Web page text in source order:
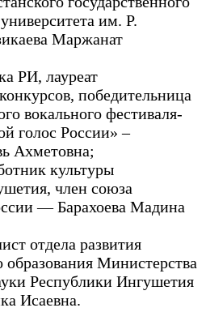
им. Р.
Маржанат
РИ, лауреат
победительница
вокального фестиваля-
голос России» –
Ахметовна;
культуры
член союза
— Барахоева Мадина
отдела развития
образования Министерства
Республики Ингушетия
Исаевна.